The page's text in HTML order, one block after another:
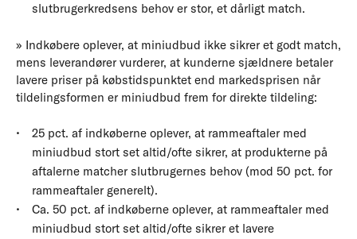
slutbrugerkredsens behov er stor, et dårligt match.
» Indkøbere oplever, at miniudbud ikke sikrer et godt match,
mens leverandører vurderer, at kunderne sjældnere betaler
lavere priser på købstidspunktet end markedsprisen når
tildelingsformen er miniudbud frem for direkte tildeling:
25 pct. af indkøberne oplever, at rammeaftaler med
miniudbud stort set altid/ofte sikrer, at produkterne på
aftalerne matcher slutbrugernes behov (mod 50 pct. for
rammeaftaler generelt).
Ca. 50 pct. af indkøberne oplever, at rammeaftaler med
miniudbud stort set altid/ofte sikrer et lavere